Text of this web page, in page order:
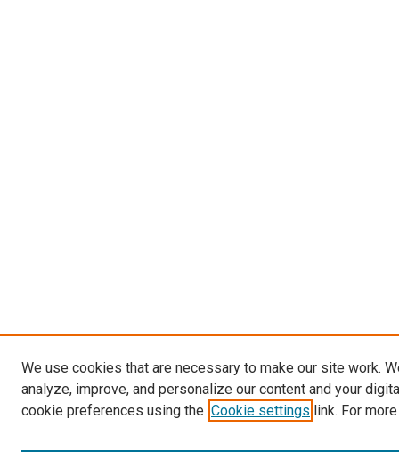
We use cookies that are necessary to make our site work.
analyze, improve, and personalize our content and your
cookie preferences using the Cookie settings link. For